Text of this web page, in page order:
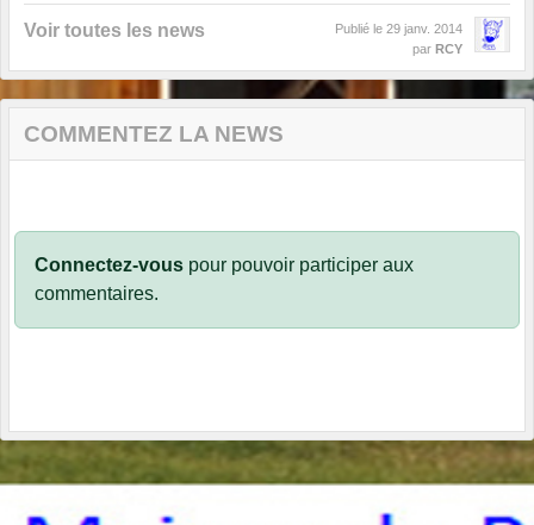
Voir toutes les news Publié le 29 janv. 2014
par RCY
COMMENTEZ LA NEWS
Connectez-vous pour pouvoir participer aux
commentaires.